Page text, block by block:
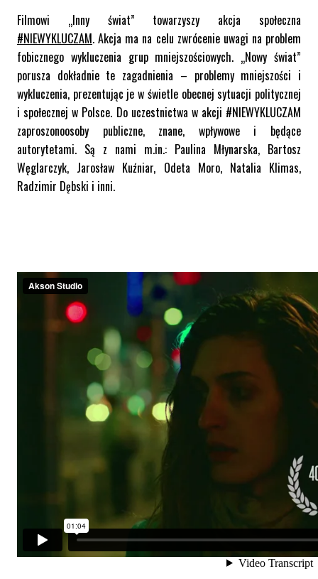
Filmowi „Inny świat” towarzyszy akcja społeczna
#NIEWYKLUCZAM. Akcja ma na celu zwrócenie uwagi na problem
fobicznego wykluczenia grup mniejszościowych. „Nowy świat”
porusza dokładnie te zagadnienia – problemy mniejszości i
wykluczenia, prezentując je w świetle obecnej sytuacji politycznej
i społecznej w Polsce. Do uczestnictwa w akcji #NIEWYKLUCZAM
zaproszonoosoby publiczne, znane, wpływowe i będące
autorytetami. Są z nami m.in.: Paulina Młynarska, Bartosz
Węglarczyk, Jarosław Kuźniar, Odeta Moro, Natalia Klimas,
Radzimir Dębski i inni.